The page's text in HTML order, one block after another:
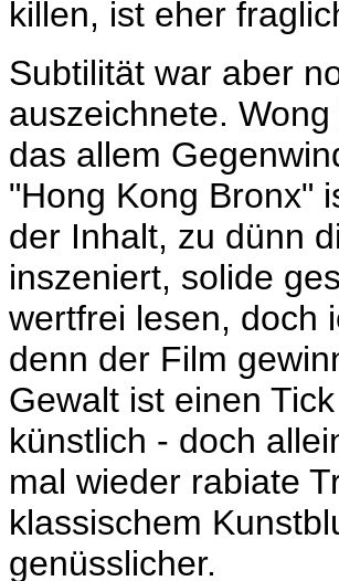
killen, ist eher
Subtilität war aber
auszeichnete.
das allem
"Hong Kong Bronx"
der Inhalt, zu dünn
inszeniert, solide
wertfrei lesen, doch
denn der Film
Gewalt ist einen
künstlich - doch
mal wieder rabiate
klassischem
genüsslicher.